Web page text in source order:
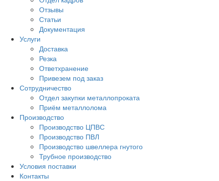
Отзывы
Статьи
Документация
Услуги
Доставка
Резка
Ответхранение
Привезем под заказ
Сотрудничество
Отдел закупки металлопроката
Приём металлолома
Производство
Производство ЦПВС
Производство ПВЛ
Производство швеллера гнутого
Трубное производство
Условия поставки
Контакты